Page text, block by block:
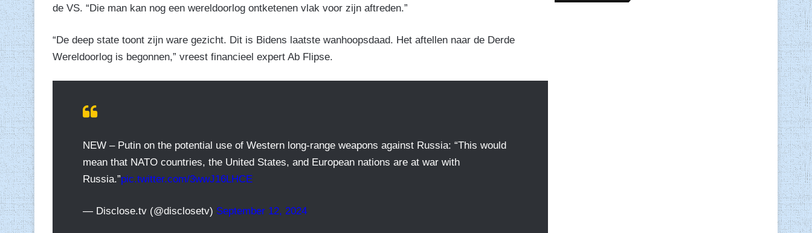
de VS. “Die man kan nog een wereldoorlog ontketenen vlak voor zijn aftreden.”
“De deep state toont zijn ware gezicht. Dit is Bidens laatste wanhoopsdaad. Het aftellen naar de Derde
Wereldoorlog is begonnen,” vreest financieel expert Ab Flipse.
NEW – Putin on the potential use of Western long-range weapons against Russia: “This would
mean that NATO countries, the United States, and European nations are at war with
Russia.”pic.twitter.com/3wwJ16LHCE
— Disclose.tv (@disclosetv) September 12, 2024